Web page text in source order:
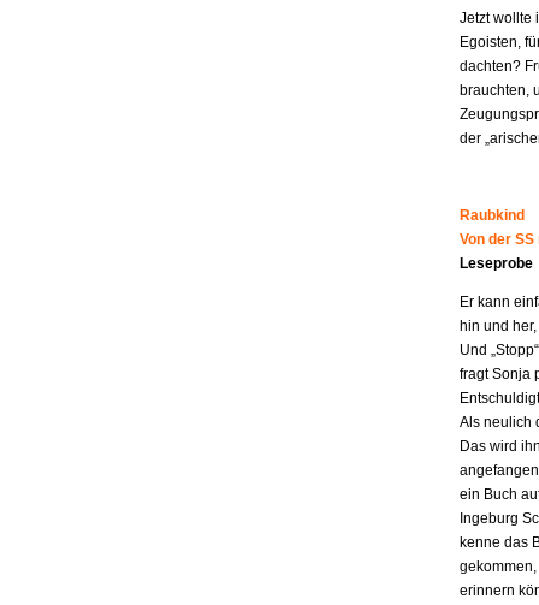
Jetzt wollte
Egoisten,
dachten?
brauchten,
der
Raubkind
Von der
Leseprobe
Er kann
hin und
Und
fragt Sonja
Als neulich
Das wird
ein Buch
Ingeburg
kenne das
erinnern